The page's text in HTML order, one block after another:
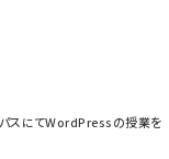
パスにてWordPressの授業を